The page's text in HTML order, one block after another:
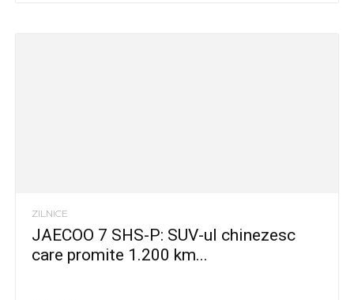
ZILNICE
JAECOO 7 SHS-P: SUV-ul chinezesc
care promite 1.200 km...